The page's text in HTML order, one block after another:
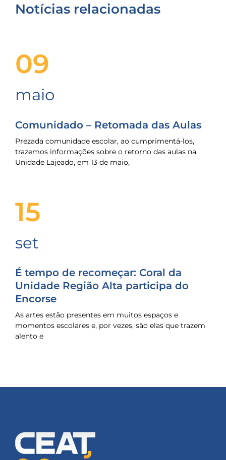
Notícias relacionadas
09
maio
Comunidado – Retomada das Aulas
Prezada comunidade escolar, ao cumprimentá-los,
trazemos informações sobre o retorno das aulas na
Unidade Lajeado, em 13 de maio,
15
set
É tempo de recomeçar: Coral da
Unidade Região Alta participa do
Encorse
As artes estão presentes em muitos espaços e
momentos escolares e, por vezes, são elas que trazem
alento e